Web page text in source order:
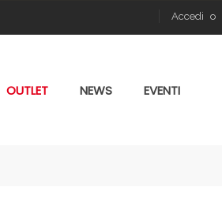
Accedi o
OUTLET NEWS EVENTI